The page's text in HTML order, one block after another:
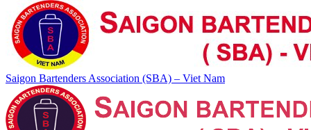
Saigon Bartenders Association (SBA) – Viet Nam